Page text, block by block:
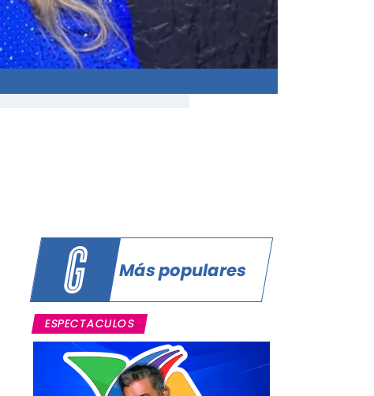
Más populares
ESPECTACULOS